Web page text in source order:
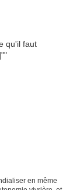
en même